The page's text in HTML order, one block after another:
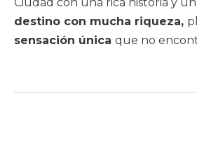
destino con mucha riqueza,
sensación única que no